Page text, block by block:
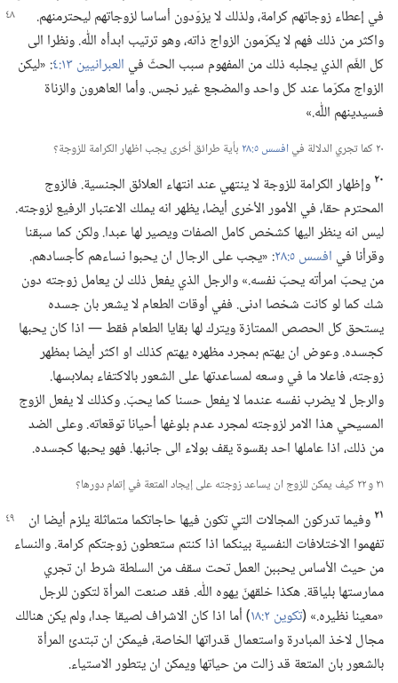
في إعطاء زوجاتهم كرامة،‏ ولذلك لا يزوّدون أساسا لزوجاتهمليحترمنهم.‏
واكثر من ذلك فهم لا يكرّمون الزواج ذاته،‏ وهو ترتيب ابدأه اللّٰه.‏ ونظرا الى
كل الغّم الذي يجلبه ذلك من المفهوم سبب الحثّ في العبرانيين ١٣:‏٤
‏:‏ «ليكن
الزواج مكرّما عند كل واحد والمضجع غير نجس.‏ وأما العاهرون والزناة
فسيدينهم اللّٰه.‏»‏
٢٠ كما تجري الدلالة في افسس ٥:‏٢٨
بأية طرائق أخرى يجب اظهار الكرامة للزوجة؟‏
٢٠ وإظهار الكرامة للزوجة لا ينتهي عند انتهاء العلائق الجنسية.‏ فالزوج
المحترم حقا،‏ في الأمور الأخرى أيضا،‏ يظهر انه يملك الاعتبار الرفيع لزوجته.‏
ليس انه ينظر اليها كشخص كامل الصفات ويصير لها عبدا.‏ ولكن كما سبقنا
وقرأنا في افسس ٥:‏٢٨
‏:‏ «يجب على الرجال ان يحبوا نساءهم كأجسادهم.‏
من يحبّ امرأته يحبّ نفسه.‏» والرجل الذي يفعل ذلك لن يعامل زوجته دون
شك كما لو كانت شخصا ادنى.‏ ففي أوقات الطعام لا يشعر بان جسده
يستحق كل الحصص الممتازة ويترك لها بقايا الطعام فقط —‏ اذا كان يحبها
كجسده.‏ وعوض ان يهتم بمجرد مظهره يهتم كذلك او اكثر أيضا بمظهر
زوجته،‏ فاعلا ما في وسعه لمساعدتها على الشعور بالاكتفاء بملابسها.‏
والرجل لا يضرب نفسه عندما لا يفعل حسنا كما يحبّ.‏ وكذلك لا يفعل الزوج
المسيحي هذا الامر لزوجته لمجرد عدم بلوغها أحيانا توقعاته.‏ وعلى الضد
من ذلك،‏ اذا عاملها احد بقسوة يقف بولاء الى جانبها.‏ فهو يحبها كجسده.‏
٢١ و ٢٢ كيف يمكن للزوج ان يساعد زوجته على إيجاد المتعة في إتمام دورها؟‏
٢١ وفيما تدركون المجالات التي تكون فيها حاجاتكمامتماثلة يلزم أيضا ان
تفهموا الاختلافات النفسية بينكما اذا كنتم ستعطون زوجتكم كرامة.‏ والنساء
من حيث الأساس يحببن العمل تحت سقف من السلطة شرط ان تجري
ممارستها بلياقة.‏ هكذاخلقهنّ يهوه اللّٰه.‏ فقد صنعت المرأة لتكون للرجل
«معينا نظيره.‏» (‏تكوين ٢:‏١٨
‏)‏ أما اذا كان الاشراف لصيقا جدا،‏ ولم يكن هنالك
مجال لاخذ المبادرة واستعمال قدراتها الخاصة،‏ فيمكن ان تبتدئ المرأة
بالشعور بان المتعة قد زالت من حياتها ويمكن ان يتطور الاستياء.‏